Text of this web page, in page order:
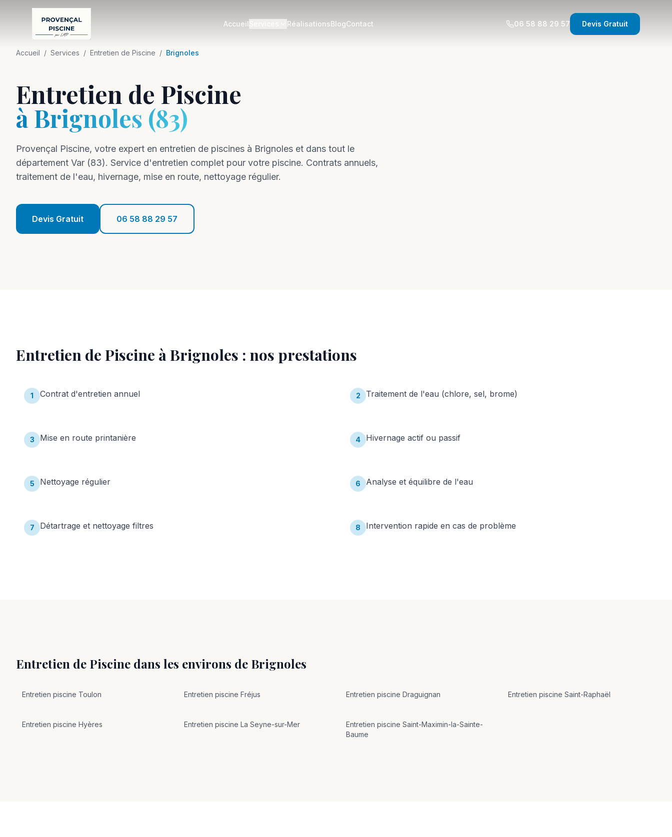
Accueil RéalisationsBlogContact 06 58 88 29 57 Devis Gratuit
Accueil / Services / Entretien de Piscine / Brignoles
Entretien de Piscine
àBrignoles (83)
Provençal Piscine, votre expert en entretien de piscines à Brignoles et dans tout le
département Var (83). Service d'entretien complet pour votre piscine. Contrats annuels,
traitement de l'eau, hivernage, mise en route, nettoyage régulier.
Devis Gratuit 06 58 88 29 57
Entretien de Piscine àBrignoles : nos prestations
1 Contrat d'entretien annuel 2 Traitement de l'eau (chlore, sel, brome)
3 Mise en route printanière 4 Hivernage actif ou passif
5 Nettoyage régulier 6 Analyse et équilibre de l'eau
7 Détartrage et nettoyage filtres 8 Intervention rapide en cas de problème
Entretien de Piscine dans les environs de Brignoles
Entretien piscine Toulon Entretien piscine Fréjus Entretien piscine Draguignan Entretien piscine Saint-Raphaël
Entretien piscine Hyères Entretien piscine La Seyne-sur-Mer Entretien piscine Saint-Maximin-la-Sainte-
Baume